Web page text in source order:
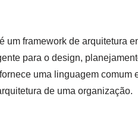
um framework de arquitetura
para o design,
uma linguagem comum
de uma organização.